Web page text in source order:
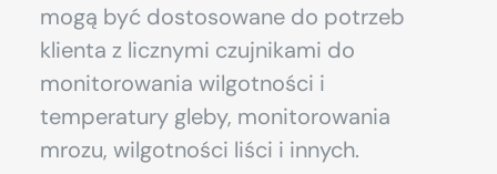
mogą być dostosowane do potrzeb
klienta z licznymi czujnikami do
monitorowania wilgotności i
temperatury gleby, monitorowania
mrozu, wilgotności liści i innych.